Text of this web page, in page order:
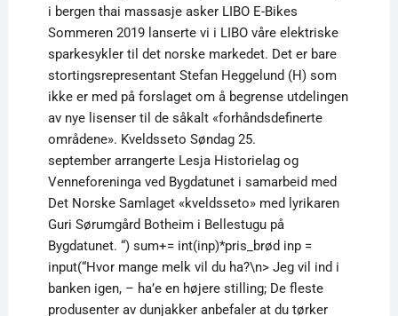
i bergen thai massasje asker LIBO E-Bikes
Sommeren 2019 lanserte vi i LIBO våre elektriske
sparkesykler til det norske markedet. Det er bare
stortingsrepresentant Stefan Heggelund (H) som
ikke er med på forslaget om å begrense utdelingen
av nye lisenser til de såkalt «forhåndsdefinerte
områdene». Kveldsseto Søndag 25.
september arrangerte Lesja Historielag og
Venneforeninga ved Bygdatunet i samarbeid med
Det Norske Samlaget «kveldsseto» med lyrikaren
Guri Sørumgård Botheim i Bellestugu på
Bygdatunet. “) sum+= int(inp)*pris_brød inp =
input(“Hvor mange melk vil du ha?\n> Jeg vil ind i
banken igen, – ha’e en højere stilling; De fleste
produsenter av dunjakker anbefaler at du tørker